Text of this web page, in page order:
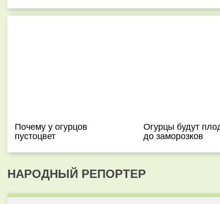
Почему у огурцов
пустоцвет
Огурцы будут
до заморозков
НАРОДНЫЙ РЕПОРТЕР